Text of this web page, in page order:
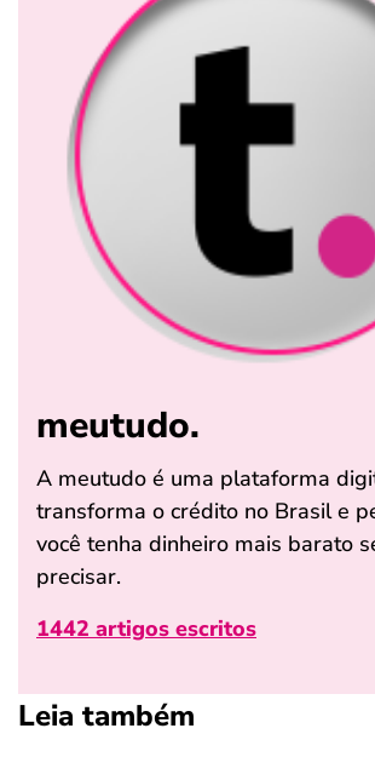
meutudo.
A meutudo é uma plataforma
transforma o crédito no Brasil e
você tenha dinheiro mais barato
precisar.
1442 artigos escritos
Leia também